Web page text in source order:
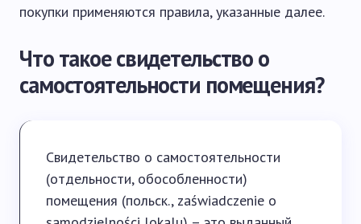
покупки применяются правила, указанные далее.
Что такое свидетельство о
самостоятельности помещения?
Свидетельство о самостоятельности
(отдельности, обособленности)
помещения (польск., zaświadczenie o